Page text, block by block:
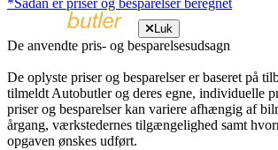
*Sådan er priser og besparelser beregnet
Luk
De anvendte pris- og besparelsesudsagn
De oplyste priser og besparelser er baseret på
tilmeldt Autobutler og deres egne, individuelle
priser og besparelser kan variere afhængig af
årgang, værkstedernes tilgængelighed samt
opgaven ønskes udført.